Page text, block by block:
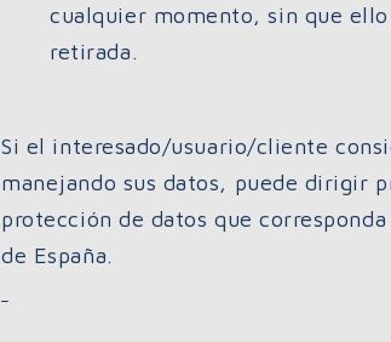
cualquier momento, sin que
retirada.
Si el interesado/usuario/cliente
manejando sus datos, puede dirigir
protección de datos que
de España.